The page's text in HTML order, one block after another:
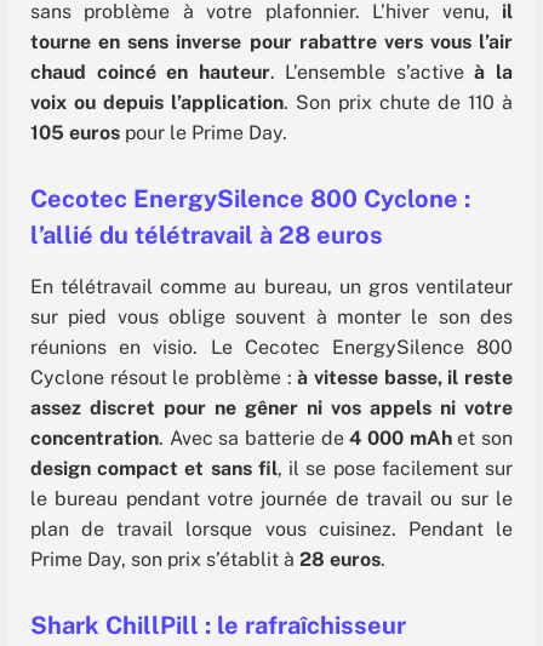
sans problème à votre plafonnier. L’hiver venu, il
tourne en sens inverse pour rabattre vers vous l’air
chaud coincé en hauteur. L’ensemble s’activeà la
voix ou depuis l’application. Son prix chute de 110 à
105 euros pour le Prime Day.
Cecotec EnergySilence 800 Cyclone :
l’allié du télétravail à 28 euros
En télétravail comme au bureau, un gros ventilateur
sur pied vous oblige souvent à monter le son des
réunions en visio. Le Cecotec EnergySilence 800
Cyclone résout le problème :à vitesse basse, il reste
assez discret pour ne gêner ni vos appels ni votre
concentration. Avec sa batterie de4 000 mAhet son
design compact et sans fil, il se pose facilement sur
le bureau pendant votre journée de travail ou sur le
plan de travail lorsque vous cuisinez. Pendant le
Prime Day, son prix s’établit à 28 euros.
Shark ChillPill : le rafraîchisseur